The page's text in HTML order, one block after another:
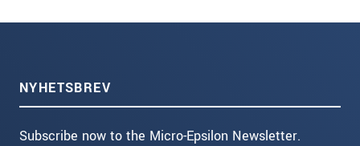
NYHETSBREV
Subscribe now to the Micro-Epsilon Newsletter.